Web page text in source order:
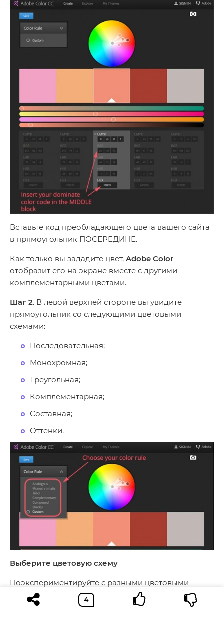
Вставьте код преобладающего цвета вашего сайта
в прямоугольник ПОСЕРЕДИНЕ.
Как только вы зададите цвет, Adobe Color
отобразит его на экране вместе с другими
комплементарными цветами.
Шаг 2. В левой верхней стороне вы увидите
прямоугольник со следующими цветовыми
схемами:
Последовательная;
Монохромная;
Треугольная;
Комплементарная;
Составная;
Оттенки.
Выберите цветовую схему
Поэкспериментируйте с разными цветовыми
схемами, чтобы понять, какая из них подходит
именно вам. Все цвета, предложенные